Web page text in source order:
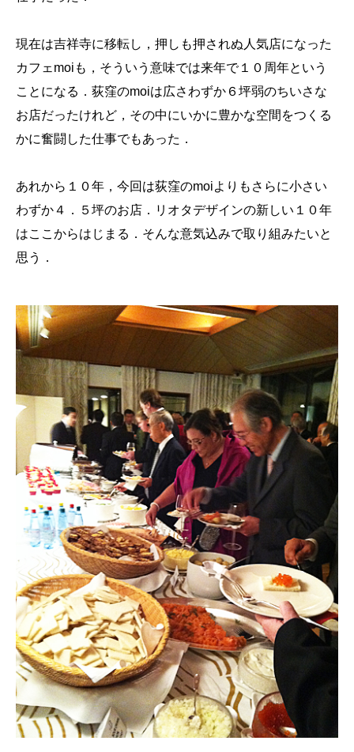
現在は吉祥寺に移転し，押しも押されぬ人気店になった
カフェmoiも，そういう意味では来年で１０周年という
ことになる．荻窪のmoiは広さわずか６坪弱のちいさな
お店だったけれど，その中にいかに豊かな空間をつくる
かに奮闘した仕事でもあった．
あれから１０年，今回は荻窪のmoiよりもさらに小さい
わずか４．５坪のお店．リオタデザインの新しい１０年
はここからはじまる．そんな意気込みで取り組みたいと
思う．